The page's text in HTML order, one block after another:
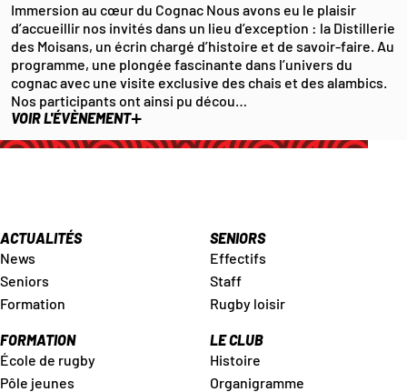
Immersion au cœur du Cognac Nous avons eu le plaisir
d’accueillir nos invités dans un lieu d’exception : la Distillerie
des Moisans, un écrin chargé d’histoire et de savoir-faire. Au
programme, une plongée fascinante dans l’univers du
cognac avec une visite exclusive des chais et des alambics.
Nos participants ont ainsi pu décou…
VOIR L'ÉVÈNEMENT+
ACTUALITÉS
News
Seniors
Formation
SENIORS
Effectifs
Staff
Rugby loisir
FORMATION
École de rugby
Pôle jeunes
LE CLUB
Histoire
Organigramme